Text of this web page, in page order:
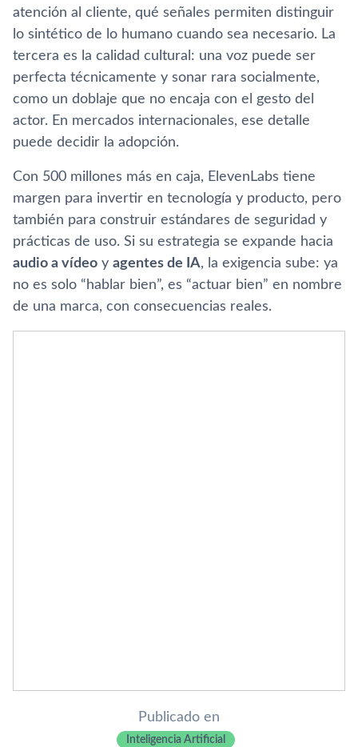
atención al cliente, qué señales permiten distinguir
lo sintético de lo humano cuando sea necesario. La
tercera es la calidad cultural: una voz puede ser
perfecta técnicamente y sonar rara socialmente,
como un doblaje que no encaja con el gesto del
actor. En mercados internacionales, ese detalle
puede decidir la adopción.
Con 500 millones más en caja, ElevenLabs tiene
margen para invertir en tecnología y producto, pero
también para construir estándares de seguridad y
prácticas de uso. Si su estrategia se expande hacia
audio a vídeo y agentes de IA, la exigencia sube: ya
no es solo “hablar bien”, es “actuar bien” en nombre
de una marca, con consecuencias reales.
Publicado en
Inteligencia Artificial